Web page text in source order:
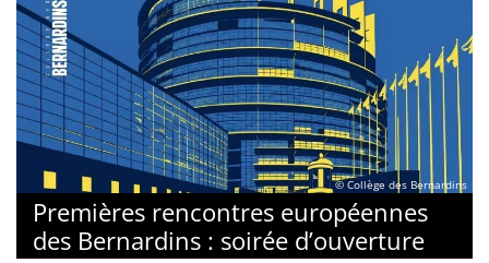
© Collège des Bernardins
Premières rencontres européennes
des Bernardins : soirée d’ouverture